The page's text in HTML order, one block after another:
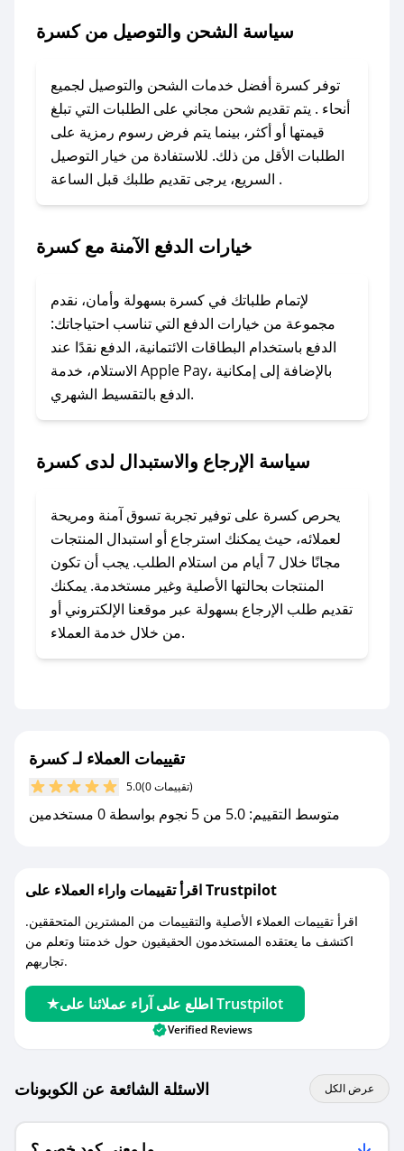
باستخدام تطبيق صحصح، يمكنك العثور بسهولة على
تواصل معنا عبر تويتر أو البريد الإلكتروني لإضافته
بسرعة.
### كيفية استخدام كود خصم كسرة؟
1. انسخ كود الخصم من تطبيق صحصح.
2. الصقه في خانة الدفع عند التسوق من كسرة.
### ماذا أفعل إذا لم يعمل كود الخصم؟
الرسائل الخاصة على تويتر أو البريد الإلكتروني،
وسنقوم بحل المشكلة في أسرع وقت ممكن.
### ماذا أفعل إذا لم أجد كود خصم لمتجري
المفضل؟
في حال عدم توفر كوبونات لمتجرك المفضل، يمكنك
أسرع وقت ممكن.
### كيف تحصل على كوبونات خصم حصرية من
كسرة؟
للحصول على كوبونات وخصومات حصرية، قم بما
يلي:
- اضغط على أيقونة متابعة لمتجر كسرة في تطبيق
صحصح.
مع صحصح، تسوق بذكاء ووفّر على كل مشترياتك مع
سياسة الشحن والتوصيل من كسرة
توفر كسرة أفضل خدمات الشحن والتوصيل لجميع
أنحاء . يتم تقديم شحن مجاني على الطلبات التي تبلغ
قيمتها أو أكثر، بينما يتم فرض رسوم رمزية على
الطلبات الأقل من ذلك. للاستفادة من خيار التوصيل
السريع، يرجى تقديم طلبك قبل الساعة .
خيارات الدفع الآمنة مع كسرة
لإتمام طلباتك في كسرة بسهولة وأمان، نقدم
مجموعة من خيارات الدفع التي تناسب احتياجاتك:
الدفع باستخدام البطاقات الائتمانية، الدفع نقدًا عند
الاستلام، خدمة Apple Pay، بالإضافة إلى إمكانية
الدفع بالتقسيط الشهري.
سياسة الإرجاع والاستبدال لدى كسرة
يحرص كسرة على توفير تجربة تسوق آمنة ومريحة
لعملائه، حيث يمكنك استرجاع أو استبدال المنتجات
مجانًا خلال 7 أيام من استلام الطلب. يجب أن تكون
المنتجات بحالتها الأصلية وغير مستخدمة. يمكنك
تقديم طلب الإرجاع بسهولة عبر موقعنا الإلكتروني أو
من خلال خدمة العملاء.
تقييمات العملاء لـ كسرة
5.0 (0 تقييمات)
متوسط التقييم: 5.0 من 5 نجوم بواسطة 0 مستخدمين
اقرأ تقييمات واراء العملاء على Trustpilot
اقرأ تقييمات العملاء الأصلية والتقييمات من المشترين المتحققين.
اكتشف ما يعتقده المستخدمون الحقيقيون حول خدمتنا وتعلم من
تجاربهم.
اطلع على آراء عملائنا على Trustpilot
Verified Reviews
الاسئلة الشائعة عن الكوبونات عرض الكل